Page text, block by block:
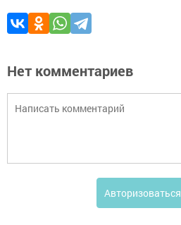
Нет комментариев
Авторизоваться